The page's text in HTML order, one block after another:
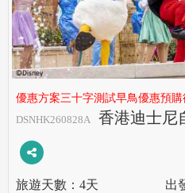
優惠方案三十字測試早鳥優惠預購
DSNHK260828A
香港迪士尼
4天